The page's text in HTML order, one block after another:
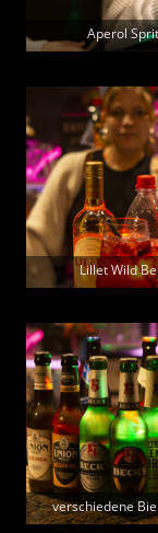
Aperol
Lillet Wild
verschiedene